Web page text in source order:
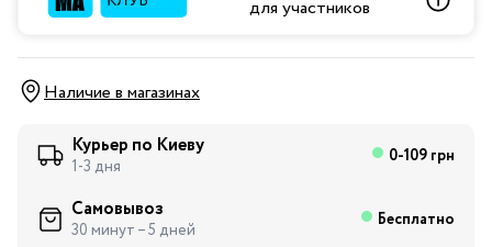
для участников
Наличие в магазинах
Курьер по Киеву
1-3 дня 0-109 грн
Самовывоз
30 минут – 5 дней Бесплатно